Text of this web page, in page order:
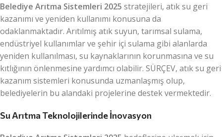
Belediye Arıtma Sistemleri 2025 stratejileri, atık su geri
kazanımı ve yeniden kullanımı konusuna da
odaklanmaktadır. Arıtılmış atık suyun, tarımsal sulama,
endüstriyel kullanımlar ve şehir içi sulama gibi alanlarda
yeniden kullanılması, su kaynaklarının korunmasına ve su
kıtlığının önlenmesine yardımcı olabilir. SÜRÇEV, atık su geri
kazanım sistemleri konusunda uzmanlaşmış olup,
belediyelerin bu alandaki projelerine destek vermektedir.
Su Arıtma Teknolojilerinde İnovasyon